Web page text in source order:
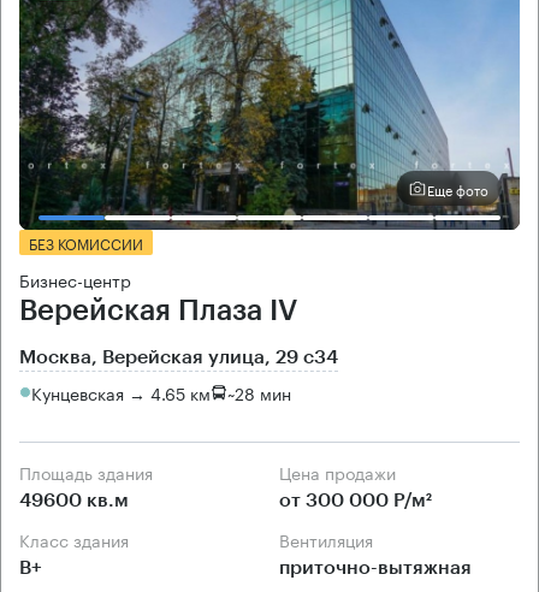
Еще фото
БЕЗ КОМИССИИ
Бизнес-центр
Верейская Плаза IV
Москва, Верейская улица, 29 с34
Кунцевская → 4.65 км ~28 мин
Площадь здания
49600 кв.м
Цена продажи
от 300 000 Р/м²
Класс здания
B+
Вентиляция
приточно-вытяжная